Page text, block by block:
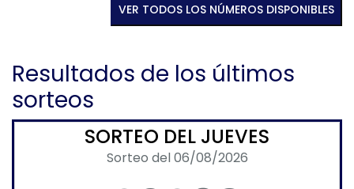
VER TODOS LOS NÚMEROS DISPONIBLES
Resultados de los últimos
sorteos
SORTEO DEL JUEVES
Sorteo del 06/08/2026